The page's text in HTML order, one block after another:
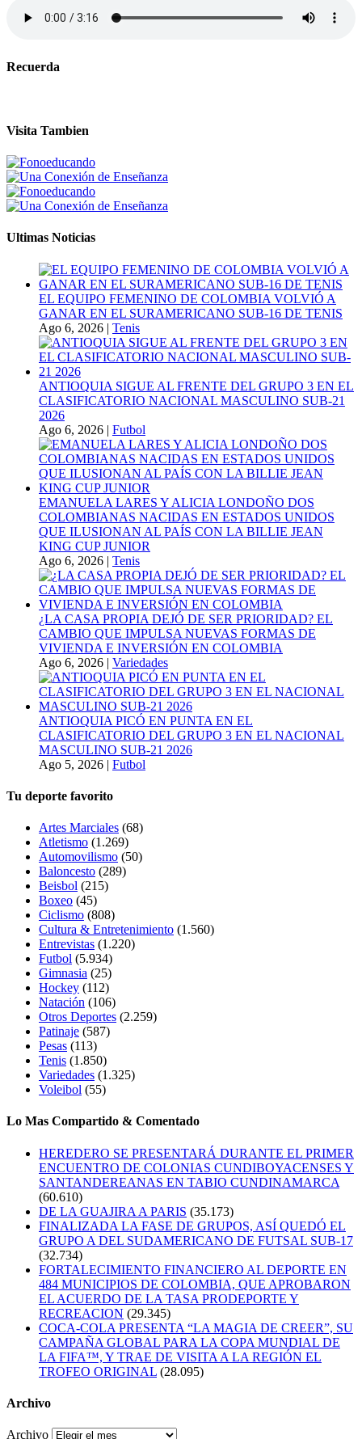
Recuerda
Visita Tambien
Ultimas Noticias
EL EQUIPO FEMENINO DE COLOMBIA VOLVIÓ A
GANAR EN EL SURAMERICANO SUB-16 DE TENIS
Ago 6, 2026 | Tenis
ANTIOQUIA SIGUE AL FRENTE DEL GRUPO 3 EN EL
CLASIFICATORIO NACIONAL MASCULINO SUB-21
2026
Ago 6, 2026 | Futbol
EMANUELA LARES Y ALICIA LONDOÑO DOS
COLOMBIANAS NACIDAS EN ESTADOS UNIDOS
QUE ILUSIONAN AL PAÍS CON LA BILLIE JEAN
KING CUP JUNIOR
Ago 6, 2026 | Tenis
¿LA CASA PROPIA DEJÓ DE SER PRIORIDAD? EL
CAMBIO QUE IMPULSA NUEVAS FORMAS DE
VIVIENDA E INVERSIÓN EN COLOMBIA
Ago 6, 2026 | Variedades
ANTIOQUIA PICÓ EN PUNTA EN EL
CLASIFICATORIO DEL GRUPO 3 EN EL NACIONAL
MASCULINO SUB-21 2026
Ago 5, 2026 | Futbol
Tu deporte favorito
Artes Marciales (68)
Atletismo (1.269)
Automovilismo (50)
Baloncesto (289)
Beisbol (215)
Boxeo (45)
Ciclismo (808)
Cultura & Entretenimiento (1.560)
Entrevistas (1.220)
Futbol (5.934)
Gimnasia (25)
Hockey (112)
Natación (106)
Otros Deportes (2.259)
Patinaje (587)
Pesas (113)
Tenis (1.850)
Variedades (1.325)
Voleibol (55)
Lo Mas Compartido & Comentado
HEREDERO SE PRESENTARÁ DURANTE EL PRIMER
ENCUENTRO DE COLONIAS CUNDIBOYACENSES Y
SANTANDEREANAS EN TABIO CUNDINAMARCA
(60.610)
DE LA GUAJIRA A PARIS (35.173)
FINALIZADA LA FASE DE GRUPOS, ASÍ QUEDÓ EL
GRUPO A DEL SUDAMERICANO DE FUTSAL SUB-17
(32.734)
FORTALECIMIENTO FINANCIERO AL DEPORTE EN
484 MUNICIPIOS DE COLOMBIA, QUE APROBARON
EL ACUERDO DE LA TASA PRODEPORTE Y
RECREACION (29.345)
COCA-COLA PRESENTA “LA MAGIA DE CREER”, SU
CAMPAÑA GLOBAL PARA LA COPA MUNDIAL DE
LA FIFA™, Y TRAE DE VISITA A LA REGIÓN EL
TROFEO ORIGINAL (28.095)
Archivo
Archivo